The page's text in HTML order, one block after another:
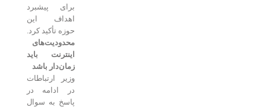
برای پیشبرد
اهداف این
حوزه تأکید کرد.
محدودیت‌های
اینترنت باید
زمان‌دار باشد
وزیر ارتباطات
در ادامه در
پاسخ به سوال